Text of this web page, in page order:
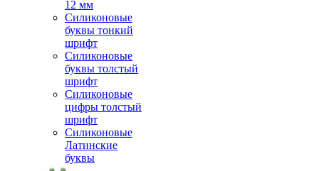
12 мм
Силиконовые
буквы тонкий
шрифт
Силиконовые
буквы толстый
шрифт
Силиконовые
цифры толстый
шрифт
Силиконовые
Латинские
буквы